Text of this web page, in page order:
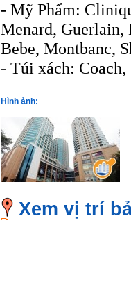
- Mỹ Phẩm:
Menard, Guerlain,
Bebe, Montbanc,
- Túi xách: Coach,
Hình ảnh:
Xem vị trí